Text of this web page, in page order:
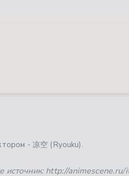
- 凉空 (Ryouku).
источник: http://